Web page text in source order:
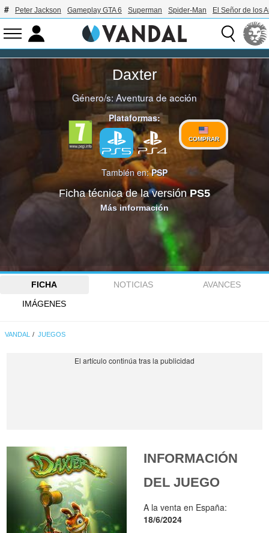
Peter Jackson Gameplay GTA 6 Superman Spider-Man El Señor de los
Daxter
Género/s:Aventura de acción
Plataformas:
COMPRAR
También en:PSP
Ficha técnica de la versiónPS5
Más información
FICHA NOTICIAS
AVANCES
IMÁGENES
VANDAL JUEGOS
INFORMACIÓN
DEL JUEGO
A la venta en España:
18/6/2024